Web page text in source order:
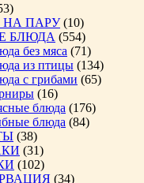
ПАРУ(10)
БЛЮДА (554)
без мяса (71)
из птицы (134)
с грибами (65)
(16)
блюда (176)
блюда (84)
(38)
(31)
(102)
(34)